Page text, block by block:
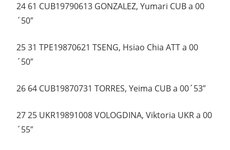
24 61 CUB19790613 GONZALEZ, Yumari CUB a 00
´50″
25 31 TPE19870621 TSENG, Hsiao Chia ATT a 00
´50″
26 64 CUB19870731 TORRES, Yeima CUB a 00´53″
27 25 UKR19891008 VOLOGDINA, Viktoria UKR a 00
´55″